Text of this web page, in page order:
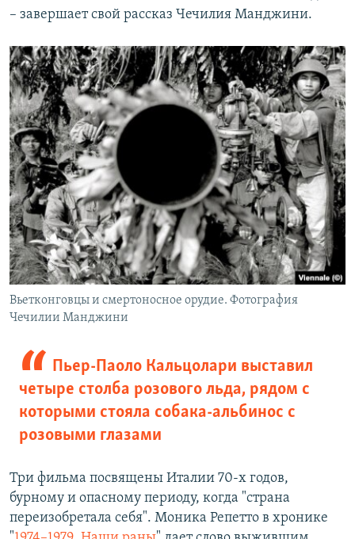
– завершает свой рассказ Чечилия Манджини.
Вьетконговцы и смертоносное орудие. Фотография
Чечилии Манджини
Пьер-Паоло Кальцолари выставил
четыре столба розового льда, рядом с
которыми стояла собака-альбинос с
розовыми глазами
Три фильма посвящены Италии 70-х годов,
бурному и опасному периоду, когда "страна
переизобретала себя". Моника Репетто в хронике